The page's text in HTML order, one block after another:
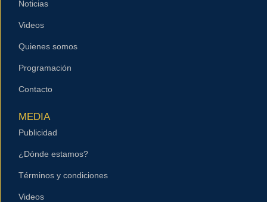
Noticias
Videos
Quienes somos
Programación
Contacto
MEDIA
Publicidad
¿Dónde estamos?
Términos y condiciones
Videos